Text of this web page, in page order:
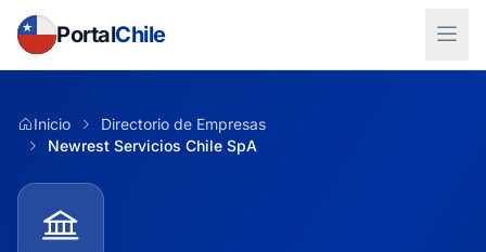
PortalChile
Inicio
Directorio de Empresas
Newrest Servicios Chile SpA